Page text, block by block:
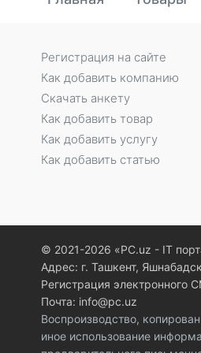
Регистрация на сайте
Как добавить компанию
Скачать анкету
Как добавить товар
Как добавить услугу
Как добавить статью
© 2021-2026 «PC.uz - IT
Адрес: г. Ташкент,
Регистрация
Почта: info@pc.uz
Воспроизводство,
иное использование